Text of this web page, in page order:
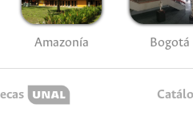
Amazonía Bogotá